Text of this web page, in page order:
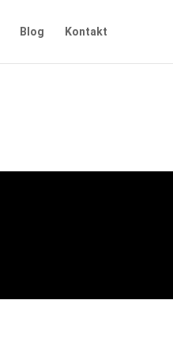
Blog Kontakt